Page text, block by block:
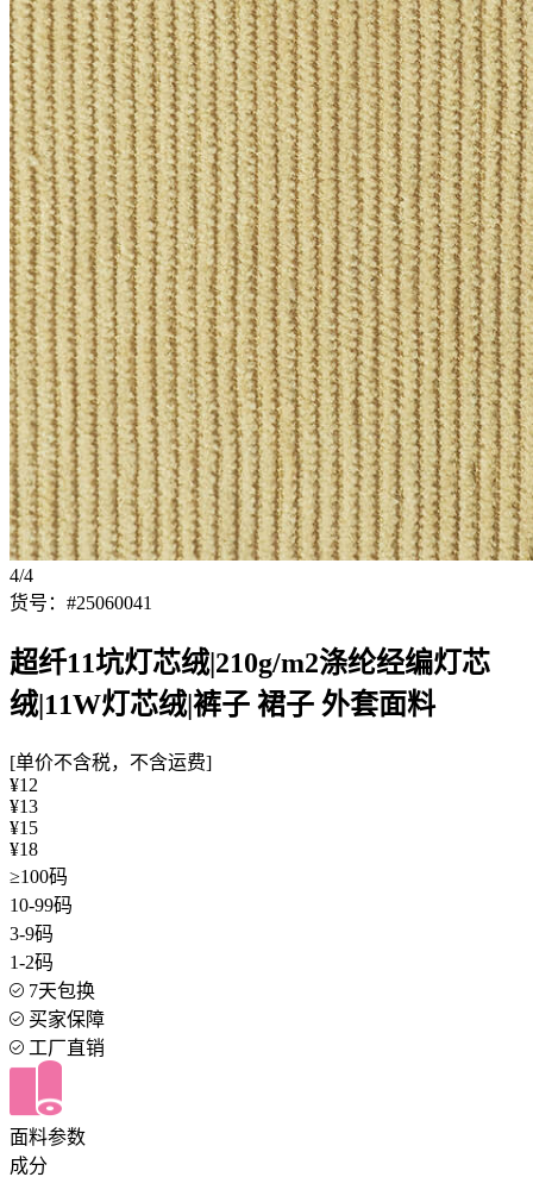
4/4
货号：#25060041
超纤11坑灯芯绒|210g/m2涤纶经编灯芯
绒|11W灯芯绒|裤子 裙子 外套面料
[单价不含税，不含运费]
¥12
¥13
¥15
¥18
≥100码
10-99码
3-9码
1-2码
7天包换
买家保障
工厂直销
面料参数
成分